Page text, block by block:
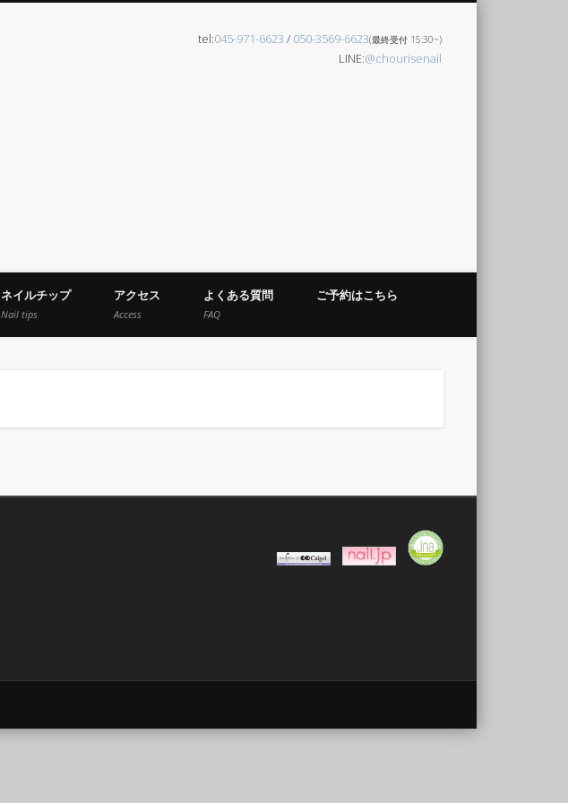
tel:045-971-6623 / 050-3569-6623(最終受付 15:30~)
LINE:@chourisenail
ネイルチップ
Nail tips
アクセス
Access
よくある質問
FAQ
ご予約はこちら